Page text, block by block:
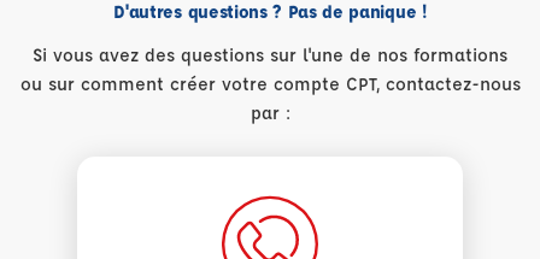
D'autres questions ? Pas de panique !
Si vous avez des questions sur l'une de nos formations
ou sur comment créer votre compte CPT, contactez-nous
par :